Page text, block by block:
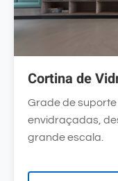
Cortina de
Grade de
envidraçadas,
grande escala.